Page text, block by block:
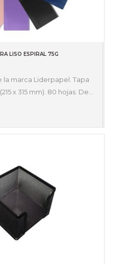
LISO ESPIRAL 75G
la marca Liderpapel. Tapa
x 315 mm). 80 hojas. De…